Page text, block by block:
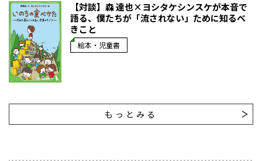
【対談】森 達也×ヨシタケシンスケが本音で
語る、僕たちが「流されない」ために知るべ
きこと
絵本・児童書
もっとみる